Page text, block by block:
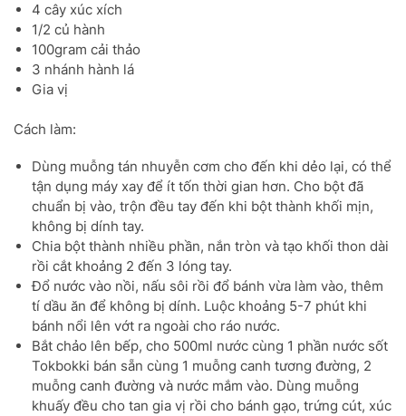
4 cây xúc xích
1/2 củ hành
100gram cải thảo
3 nhánh hành lá
Gia vị
Cách làm:
Dùng muỗng tán nhuyễn cơm cho đến khi dẻo lại, có thể
tận dụng máy xay để ít tốn thời gian hơn. Cho bột đã
chuẩn bị vào, trộn đều tay đến khi bột thành khối mịn,
không bị dính tay.
Chia bột thành nhiều phần, nắn tròn và tạo khối thon dài
rồi cắt khoảng 2 đến 3 lóng tay.
Đổ nước vào nồi, nấu sôi rồi đổ bánh vừa làm vào, thêm
tí dầu ăn để không bị dính. Luộc khoảng 5-7 phút khi
bánh nổi lên vớt ra ngoài cho ráo nước.
Bắt chảo lên bếp, cho 500ml nước cùng 1 phần nước sốt
Tokbokki bán sẵn cùng 1 muỗng canh tương đường, 2
muỗng canh đường và nước mắm vào. Dùng muỗng
khuấy đều cho tan gia vị rồi cho bánh gạo, trứng cút, xúc